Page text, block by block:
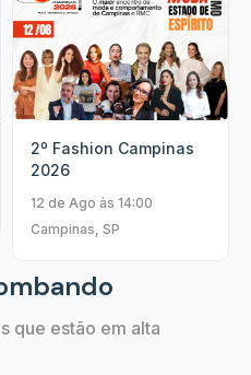
2º Fashion Campinas
2026
12 de Ago às 14:00
Campinas, SP
que estão em alta